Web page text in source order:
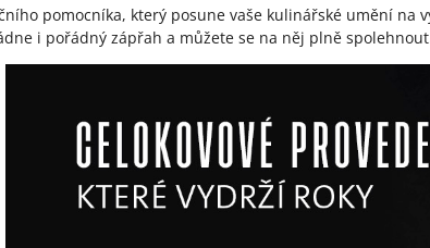
pomocníka, který posune vaše kulinářské umění na
i pořádný zápřah a můžete se na něj plně